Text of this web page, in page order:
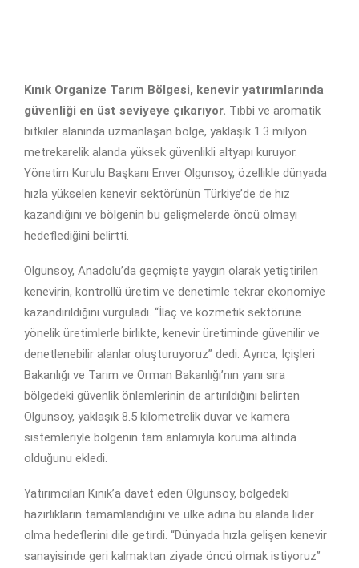
Kınık Organize Tarım Bölgesi, kenevir yatırımlarında
güvenliği en üst seviyeye çıkarıyor. Tıbbi ve aromatik
bitkiler alanında uzmanlaşan bölge, yaklaşık 1.3 milyon
metrekarelik alanda yüksek güvenlikli altyapı kuruyor.
Yönetim Kurulu Başkanı Enver Olgunsoy, özellikle dünyada
hızla yükselen kenevir sektörünün Türkiye’de de hız
kazandığını ve bölgenin bu gelişmelerde öncü olmayı
hedeflediğini belirtti.
Olgunsoy, Anadolu’da geçmişte yaygın olarak yetiştirilen
kenevirin, kontrollü üretim ve denetimle tekrar ekonomiye
kazandırıldığını vurguladı. “İlaç ve kozmetik sektörüne
yönelik üretimlerle birlikte, kenevir üretiminde güvenilir ve
denetlenebilir alanlar oluşturuyoruz” dedi. Ayrıca, İçişleri
Bakanlığı ve Tarım ve Orman Bakanlığı’nın yanı sıra
bölgedeki güvenlik önlemlerinin de artırıldığını belirten
Olgunsoy, yaklaşık 8.5 kilometrelik duvar ve kamera
sistemleriyle bölgenin tam anlamıyla koruma altında
olduğunu ekledi.
Yatırımcıları Kınık’a davet eden Olgunsoy, bölgedeki
hazırlıkların tamamlandığını ve ülke adına bu alanda lider
olma hedeflerini dile getirdi. “Dünyada hızla gelişen kenevir
sanayisinde geri kalmaktan ziyade öncü olmak istiyoruz”